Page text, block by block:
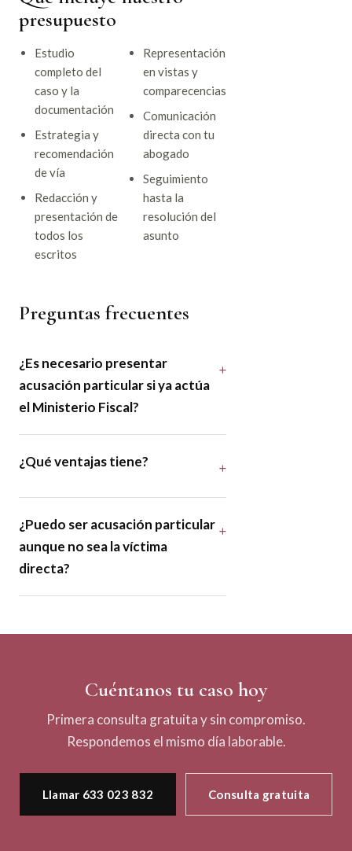
presupuesto
Estudio
completo del
caso y la
documentación
Estrategia y
recomendación
de vía
Redacción y
presentación de
todos los
escritos
Representación
en vistas y
comparecencias
Comunicación
directa con tu
abogado
Seguimiento
hasta la
resolución del
asunto
Preguntas frecuentes
¿Es necesario presentar
acusación particular si ya actúa
el Ministerio Fiscal?
¿Qué ventajas tiene?
¿Puedo ser acusación particular
aunque no sea la víctima
directa?
Cuéntanos tu caso hoy
Primera consulta gratuita y sin compromiso.
Respondemos el mismo día laborable.
Llamar 633 023 832 Consulta gratuita